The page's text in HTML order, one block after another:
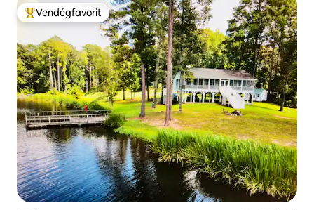
Kiemelt vendégfavorit
Vendégfavorit